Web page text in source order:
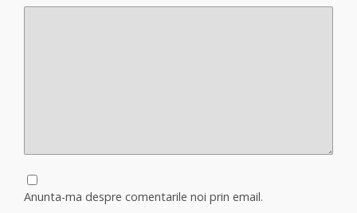
Anunta-ma despre comentarile noi prin email.